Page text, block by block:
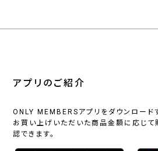
アプリのご紹介
ONLY MEMBERSアプリをダウンロード
お買い上げいただいた商品金額に応じて
認できます。